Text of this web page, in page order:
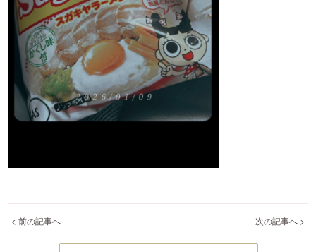
< 前の記事へ 次の記事へ >